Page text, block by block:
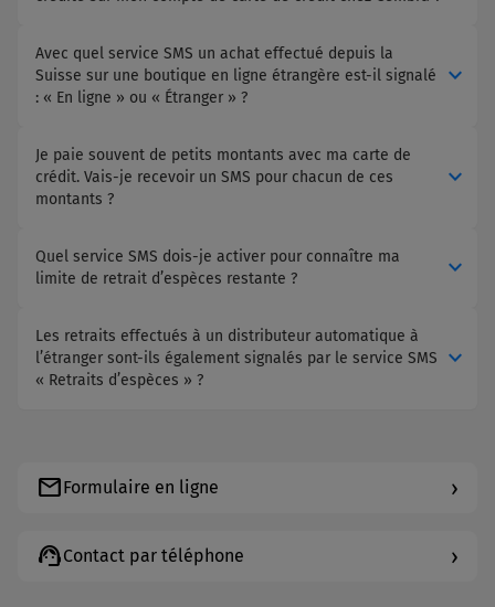
Avec quel service SMS un achat effectué depuis la
Suisse sur une boutique en ligne étrangère est-il signalé
: « En ligne » ou « Étranger » ?
expand_more
Je paie souvent de petits montants avec ma carte de
crédit. Vais-je recevoir un SMS pour chacun de ces
montants ?
expand_more
Quel service SMS dois-je activer pour connaître ma
limite de retrait d’espèces restante ?
expand_more
Les retraits effectués à un distributeur automatique à
l’étranger sont-ils également signalés par le service SMS
« Retraits d’espèces » ?
expand_more
mailFormulaire en ligne ›
support_agentContact par téléphone ›